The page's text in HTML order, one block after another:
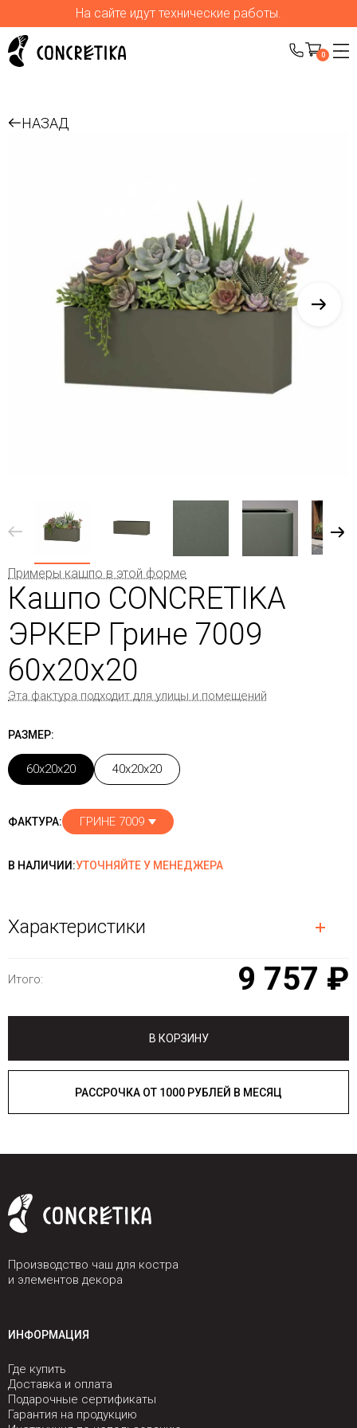
На сайте идут технические работы.
0
НАЗАД
Примеры кашпо в этой форме
Кашпо CONCRETIKA
ЭРКЕР Грине 7009
60x20x20
Эта фактура подходит для улицы и помещений
РАЗМЕР:
60x20x20 40x20x20
ФАКТУРА: ГРИНЕ 7009
В НАЛИЧИИ:УТОЧНЯЙТЕ У МЕНЕДЖЕРА
Характеристики
Итого: 9 757 ₽
В КОРЗИНУ
РАССРОЧКА ОТ 1000 РУБЛЕЙ В МЕСЯЦ
Производство чаш для костра
и элементов декора
ИНФОРМАЦИЯ
Где купить
Доставка и оплата
Подарочные сертификаты
Гарантия на продукцию